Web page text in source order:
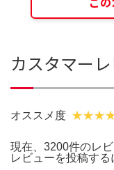
カスタマー
オススメ度
現在、3200件のレ
レビューを投稿する